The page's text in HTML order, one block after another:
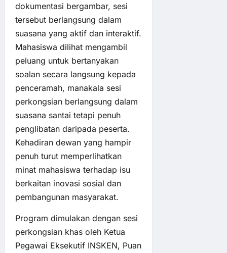
dokumentasi bergambar, sesi
tersebut berlangsung dalam
suasana yang aktif dan interaktif.
Mahasiswa dilihat mengambil
peluang untuk bertanyakan
soalan secara langsung kepada
penceramah, manakala sesi
perkongsian berlangsung dalam
suasana santai tetapi penuh
penglibatan daripada peserta.
Kehadiran dewan yang hampir
penuh turut memperlihatkan
minat mahasiswa terhadap isu
berkaitan inovasi sosial dan
pembangunan masyarakat.
Program dimulakan dengan sesi
perkongsian khas oleh Ketua
Pegawai Eksekutif INSKEN, Puan